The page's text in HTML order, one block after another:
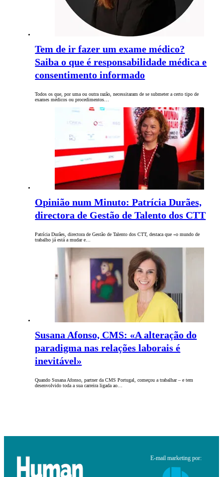
Tem de ir fazer um exame médico?
Saiba o que é responsabilidade médica e
consentimento informado
Todos os que, por uma ou outra razão, necessitaram de se submeter a certo tipo de
exames médicos ou procedimentos…
Opinião num Minuto: Patrícia Durães,
directora de Gestão de Talento dos CTT
Patrícia Durães, directora de Gestão de Talento dos CTT, destaca que «o mundo de
trabalho já está a mudar e…
Susana Afonso, CMS: «A alteração do
paradigma nas relações laborais é
inevitável»
Quando Susana Afonso, partner da CMS Portugal, começou a trabalhar – e tem
desenvolvido toda a sua carreira ligada ao…
E-mail marketing por: